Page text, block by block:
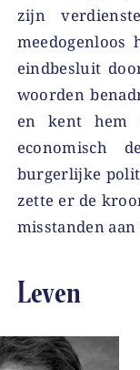
zijn
eindbesluit
woorden
en kent hem
economisch
burgerlijke
zette er de
misstanden aan
Leven